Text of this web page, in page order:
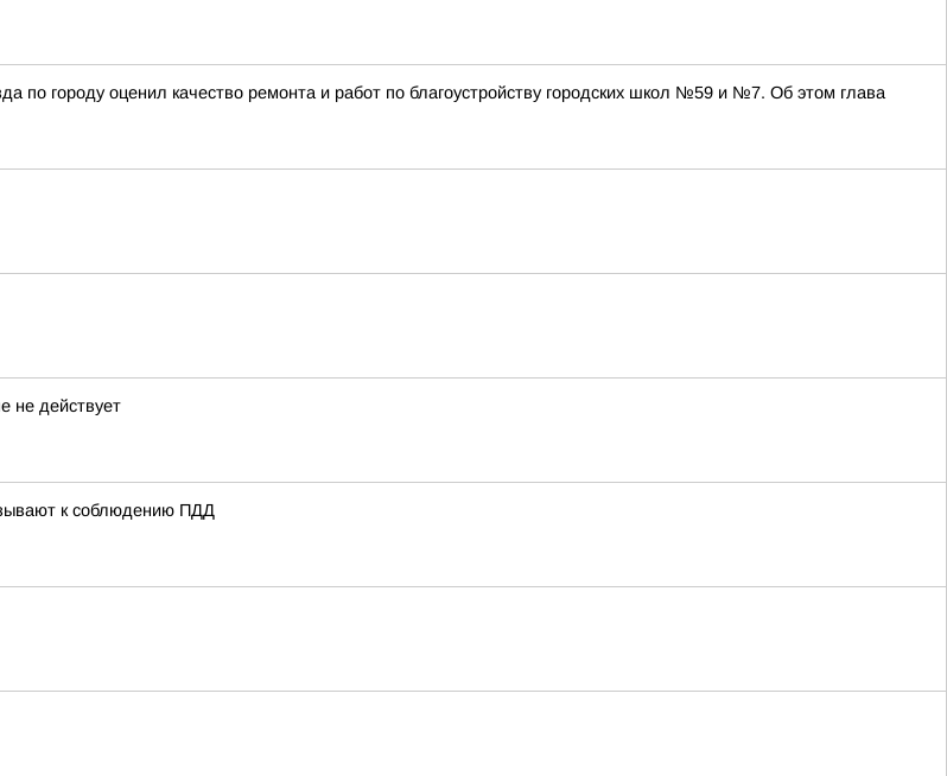
по городу оценил качество ремонта и работ по благоустройству городских школ №59 и №7. Об этом глава
не действует
к соблюдению ПДД